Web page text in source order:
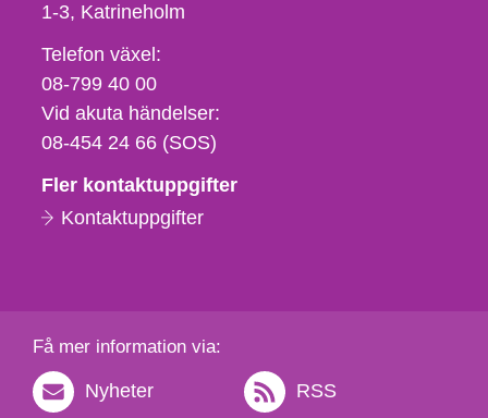
1-3 Katrineholm
Telefon,
fax
och
e-
Telefon växel:
08-799 40 00
Vid akuta händelser:
08-454 24 66 (SOS)
Fler kontaktuppgifter
Kontaktuppgifter
Få mer information via:
Nyheter RSS